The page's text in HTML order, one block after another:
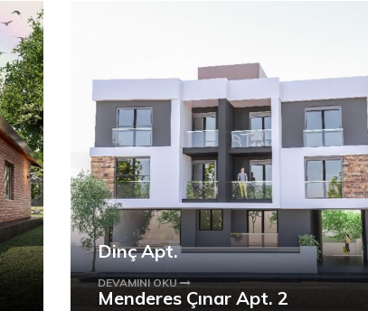
Dinç Apt.
DEVAMINI OKU
Menderes Çınar Apt. 2